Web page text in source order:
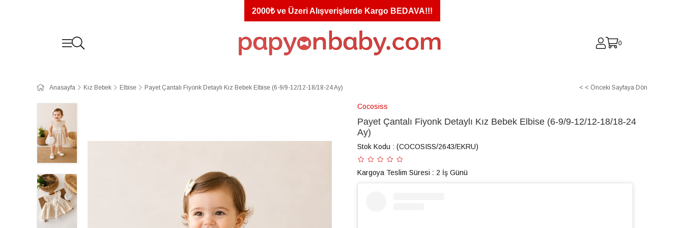
2000₺ ve Üzeri Alışverişlerde Kargo BEDAVA!!!
0
Anasayfa Kız Bebek Elbise Payet Çantalı Fiyonk Detaylı Kız Bebek Elbise (6-9/9-12/12-18/18-24 Ay) < < Önceki Sayfaya Dön
Cocosiss
Payet Çantalı Fiyonk Detaylı Kız Bebek Elbise (6-9/9-12/12-18/18-24
Ay)
Stok Kodu (COCOSISS/2643/EKRU)
Kargoya Teslim Süresi : 2 İş Günü